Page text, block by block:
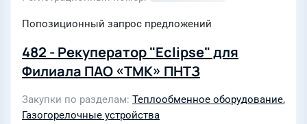
Попозиционный запрос предложений
482 - Рекуператор "Eclipse" для
Филиала ПАО «ТМК» ПНТЗ
Закупки по разделам Теплообменное оборудование,
Газогорелочные устройства